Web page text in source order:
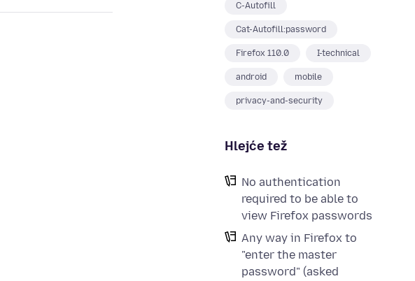
C-Autofill
Cat-Autofill:password
Firefox 110.0 I-technical
android mobile
privacy-and-security
Hlejće tež
No authentication
required to be able to
view Firefox passwords
Any way in Firefox to
"enter the master
password" (asked